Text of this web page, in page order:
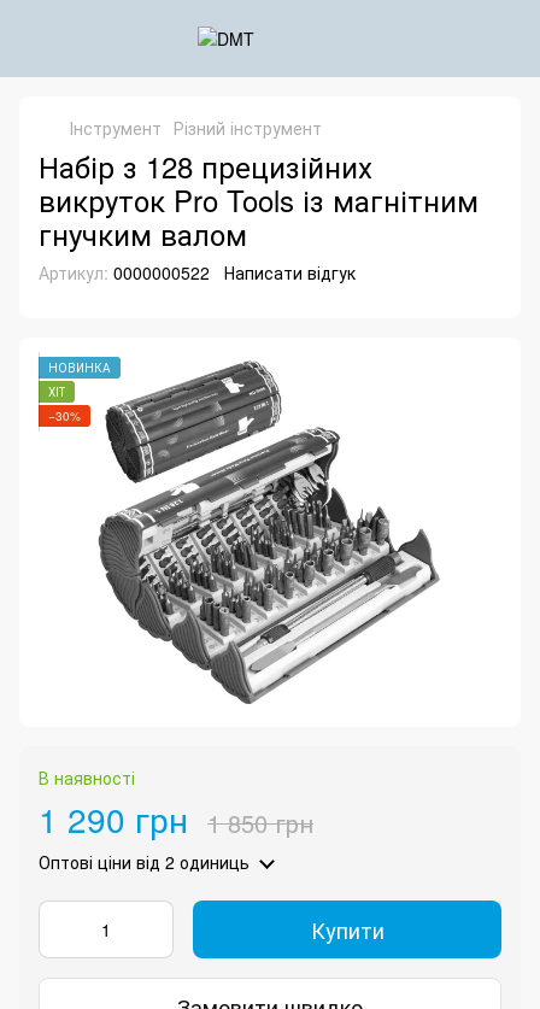
Інструмент Різний інструмент
Набір з 128 прецизійних
викруток Pro Tools із магнітним
гнучким валом
Артикул: 0000000522 Написати відгук
НОВИНКА
ХІТ
−30%
В наявності
1 290 грн 1 850 грн
Оптові ціни від 2 одиниць
Купити